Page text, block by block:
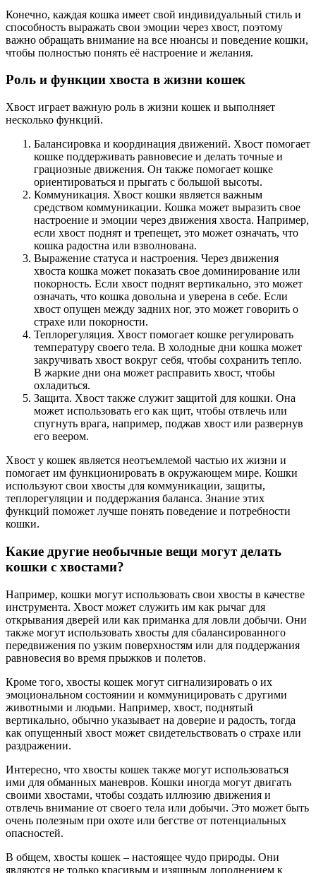
Конечно, каждая кошка имеет свой индивидуальный стиль и
способность выражать свои эмоции через хвост, поэтому
важно обращать внимание на все нюансы и поведение кошки,
чтобы полностью понять её настроение и желания.
Роль и функции хвоста в жизни кошек
Хвост играет важную роль в жизни кошек и выполняет
несколько функций.
Балансировка и координация движений. Хвост помогает
кошке поддерживать равновесие и делать точные и
грациозные движения. Он также помогает кошке
ориентироваться и прыгать с большой высоты.
Коммуникация. Хвост кошки является важным
средством коммуникации. Кошка может выразить свое
настроение и эмоции через движения хвоста. Например,
если хвост поднят и трепещет, это может означать, что
кошка радостна или взволнована.
Выражение статуса и настроения. Через движения
хвоста кошка может показать свое доминирование или
покорность. Если хвост поднят вертикально, это может
означать, что кошка довольна и уверена в себе. Если
хвост опущен между задних ног, это может говорить о
страхе или покорности.
Теплорегуляция. Хвост помогает кошке регулировать
температуру своего тела. В холодные дни кошка может
закручивать хвост вокруг себя, чтобы сохранить тепло.
В жаркие дни она может расправить хвост, чтобы
охладиться.
Защита. Хвост также служит защитой для кошки. Она
может использовать его как щит, чтобы отвлечь или
спугнуть врага, например, поджав хвост или развернув
его веером.
Хвост у кошек является неотъемлемой частью их жизни и
помогает им функционировать в окружающем мире. Кошки
используют свои хвосты для коммуникации, защиты,
теплорегуляции и поддержания баланса. Знание этих
функций поможет лучше понять поведение и потребности
кошки.
Какие другие необычные вещи могут делать
кошки с хвостами?
Например, кошки могут использовать свои хвосты в качестве
инструмента. Хвост может служить им как рычаг для
открывания дверей или как приманка для ловли добычи. Они
также могут использовать хвосты для сбалансированного
передвижения по узким поверхностям или для поддержания
равновесия во время прыжков и полетов.
Кроме того, хвосты кошек могут сигнализировать о их
эмоциональном состоянии и коммуницировать с другими
животными и людьми. Например, хвост, поднятый
вертикально, обычно указывает на доверие и радость, тогда
как опущенный хвост может свидетельствовать о страхе или
раздражении.
Интересно, что хвосты кошек также могут использоваться
ими для обманных маневров. Кошки иногда могут двигать
своими хвостами, чтобы создать иллюзию движения и
отвлечь внимание от своего тела или добычи. Это может быть
очень полезным при охоте или бегстве от потенциальных
опасностей.
В общем, хвосты кошек – настоящее чудо природы. Они
являются не только красивым и изящным дополнением к